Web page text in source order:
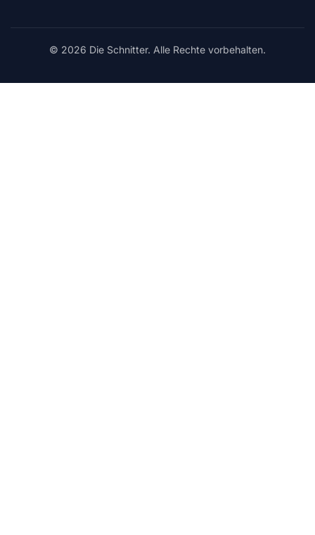
© 2026 Die Schnitter. Alle Rechte vorbehalten.